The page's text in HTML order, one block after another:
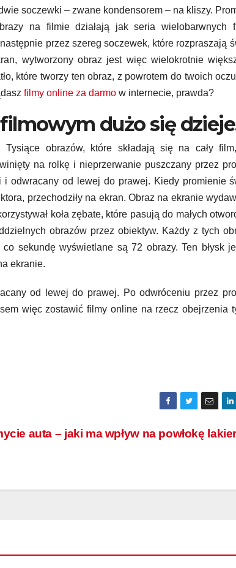
soczewki – zwane kondensorem – na kliszy.
na filmie działają jak seria wielobarwnych
przez szereg soczewek, które rozpraszają
wytworzony obraz jest więc wielokrotnie
które tworzy ten obraz, z powrotem do twoich
filmy online za darmo w internecie, prawda?
dużo się
obrazów, które składają się na cały
na rolkę i nieprzerwanie puszczany przez
odwracany od lewej do prawej. Kiedy promienie
przechodziły na ekran. Obraz na ekranie
koła zębate, które pasują do małych
obrazów przez obiektyw. Każdy z tych
sekundę wyświetlane są 72 obrazy. Ten błysk
ekranie.
od lewej do prawej. Po odwróceniu przez
więc zostawić filmy online na rzecz obejrzenia
auta – jaki ma wpływ na powłokę
INWESTYCJE
Kserokopiarki
Canon –
dlaczego są
uznawane za
niezawodne
centrum
pracy
biurowej?
STY 29, 2026 REDAKCJA
INWESTYCJE
owych
wa
GRU 27,